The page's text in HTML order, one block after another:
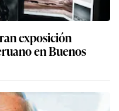
exposición
en Buenos